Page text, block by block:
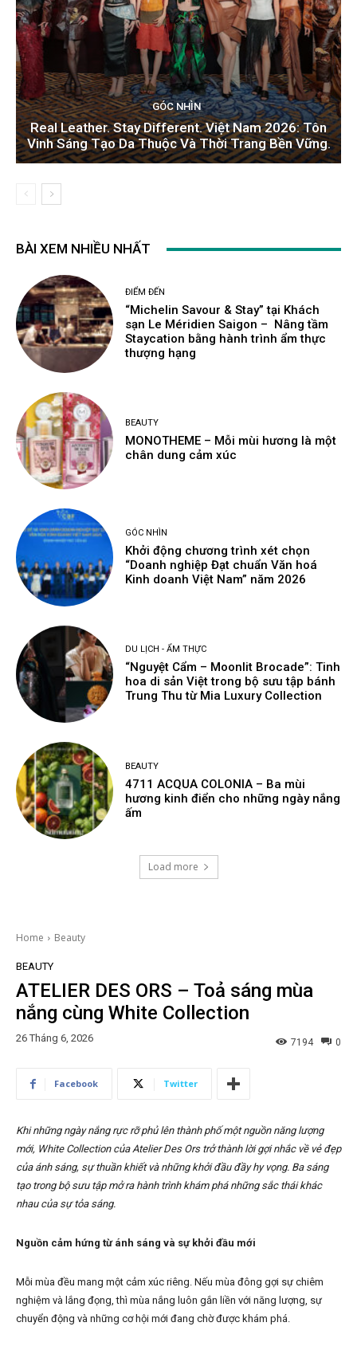
GÓC NHÌN
Real Leather. Stay Different. Việt Nam 2026: Tôn
Vinh Sáng Tạo Da Thuộc Và Thời Trang Bền Vững.
BÀI XEM NHIỀU NHẤT
ĐIỂM ĐẾN
“Michelin Savour & Stay” tại Khách
sạn Le Méridien Saigon – Nâng tầm
Staycation bằng hành trình ẩm thực
thượng hạng
BEAUTY
MONOTHEME – Mỗi mùi hương là một
chân dung cảm xúc
GÓC NHÌN
Khởi động chương trình xét chọn
“Doanh nghiệp Đạt chuẩn Văn hoá
Kinh doanh Việt Nam” năm 2026
DU LỊCH - ẨM THỰC
“Nguyệt Cẩm – Moonlit Brocade”: Tinh
hoa di sản Việt trong bộ sưu tập bánh
Trung Thu từ Mia Luxury Collection
BEAUTY
4711 ACQUA COLONIA – Ba mùi
hương kinh điển cho những ngày nắng
ấm
Load more